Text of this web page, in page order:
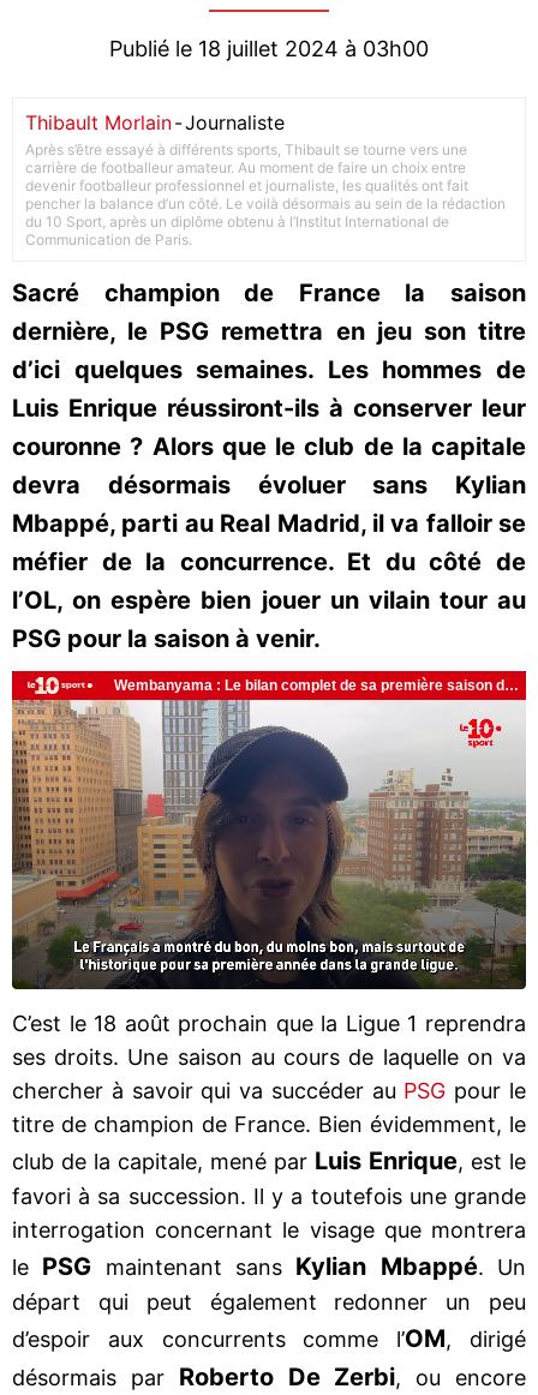
Publié le 18 juillet 2024 à 03h00
Thibault Morlain-Journaliste
Après s’être essayé à différents sports, Thibault se tourne vers une
carrière de footballeur amateur. Au moment de faire un choix entre
devenir footballeur professionnel et journaliste, les qualités ont fait
pencher la balance d’un côté. Le voilà désormais au sein de la rédaction
du 10 Sport, après un diplôme obtenu à l’Institut International de
Communication de Paris.
Sacré champion de France la saison
dernière, le PSG remettra en jeu son titre
d’ici quelques semaines. Les hommes de
Luis Enrique réussiront-ils à conserver leur
couronne ? Alors que le club de la capitale
devra désormais évoluer sans Kylian
Mbappé, parti au Real Madrid, il va falloir se
méfier de la concurrence. Et du côté de
l’OL, on espère bien jouer un vilain tour au
PSG pour la saison à venir.
C’est le 18 août prochain que la Ligue 1 reprendra
ses droits. Une saison au cours de laquelle on va
chercher à savoir qui va succéder au PSG pour le
titre de champion de France. Bien évidemment, le
club de la capitale, mené par Luis Enrique, est le
favori à sa succession. Il y a toutefois une grande
interrogation concernant le visage que montrera
le PSG maintenant sans Kylian Mbappé. Un
départ qui peut également redonner un peu
d’espoir aux concurrents comme l’OM, dirigé
désormais par Roberto De Zerbi, ou encore